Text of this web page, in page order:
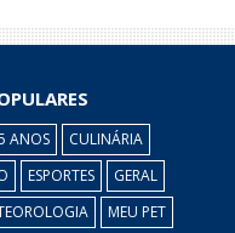
ANOS
CULINÁRIA
ESPORTES
GERAL
MEU PET